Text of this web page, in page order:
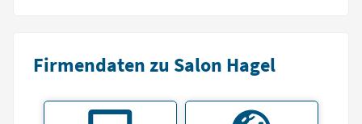
Firmendaten zu Salon Hagel